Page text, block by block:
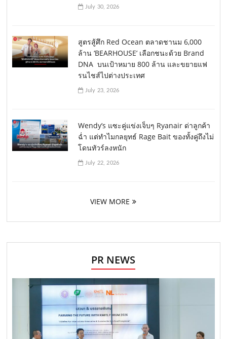
July 30, 2026
สูตรสู้ศึก Red Ocean ตลาดชานม 6,000
ล้าน ‘BEARHOUSE’ เลือกชนะด้วย Brand
DNA บนเป้าหมาย 800 ล้าน และขยายแฟ
รนไชส์ไปต่างประเทศ
July 23, 2026
Wendy’s แซะคู่แข่งเจ็บๆ Ryanair ด่าลูกค้า
ฉ่ำ แต่ทำไมกลยุทธ์ Rage Bait ของทั้งคู่ถึงไม่
โดนทัวร์ลงหนัก
July 22, 2026
VIEW MORE
PR NEWS